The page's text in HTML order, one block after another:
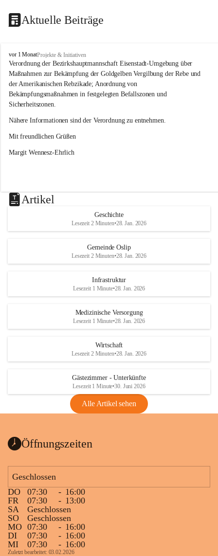
Aktuelle Beiträge
O
s
l
i
p
vor 1 MonatProjekte & Initiativen
Verordnung der Bezirkshauptmannschaft Eisenstadt-Umgebung über
Maßnahmen zur Bekämpfung der Goldgelben Vergilbung der Rebe und
der Amerikanischen Rebzikade; Anordnung von
Bekämpfungsmaßnahmen in festgelegten Befallszonen und
Sicherheitszonen.
Nähere Informationen sind der Verordnung zu entnehmen.
Mit freundlichen Grüßen
Margit Wennesz-Ehrlich
Artikel
Geschichte
Lesezeit 2 Minuten•28. Jan. 2026
Gemeinde Oslip
Lesezeit 2 Minuten•28. Jan. 2026
Infrastruktur
Lesezeit 1 Minute•28. Jan. 2026
Medizinische Versorgung
Lesezeit 1 Minute•28. Jan. 2026
Wirtschaft
Lesezeit 2 Minuten•28. Jan. 2026
Gästezimmer - Unterkünfte
Lesezeit 1 Minute•30. Juni 2026
Alle Artikel sehen
Öffnungszeiten
Geschlossen
DO
07:30 - 16:00
FR
07:30 - 13:00
SA
Geschlossen
SO
Geschlossen
MO 07:30 - 16:00
DI
07:30 - 16:00
MI
07:30 - 16:00
Zuletzt bearbeitet: 03.02.2026